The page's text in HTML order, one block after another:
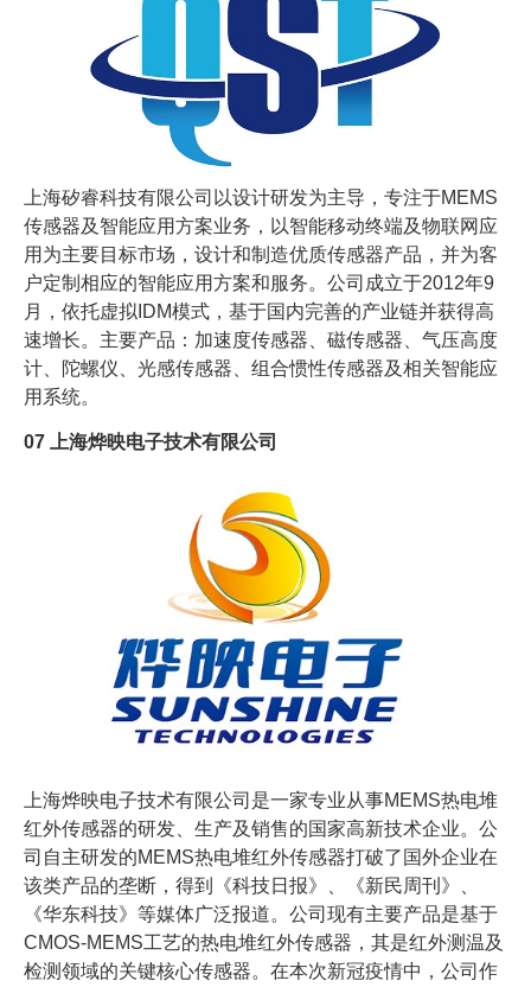
上海矽睿科技有限公司以设计研发为主导，专注于MEMS
传感器及智能应用方案业务，以智能移动终端及物联网应
用为主要目标市场，设计和制造优质传感器产品，并为客
户定制相应的智能应用方案和服务。公司成立于2012年9
月，依托虚拟IDM模式，基于国内完善的产业链并获得高
速增长。主要产品：加速度传感器、磁传感器、气压高度
计、陀螺仪、光感传感器、组合惯性传感器及相关智能应
用系统。
07 上海烨映电子技术有限公司
上海烨映电子技术有限公司是一家专业从事MEMS热电堆
红外传感器的研发、生产及销售的国家高新技术企业。公
司自主研发的MEMS热电堆红外传感器打破了国外企业在
该类产品的垄断，得到《科技日报》、《新民周刊》、
《华东科技》等媒体广泛报道。公司现有主要产品是基于
CMOS-MEMS工艺的热电堆红外传感器，其是红外测温及
检测领域的关键核心传感器。在本次新冠疫情中，公司作